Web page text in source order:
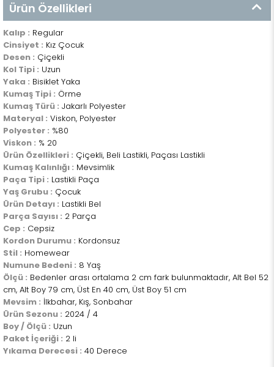
Ürün Özellikleri
Kalıp : Regular
Cinsiyet : Kız Çocuk
Desen : Çiçekli
Kol Tipi : Uzun
Yaka : Bisiklet Yaka
Kumaş Tipi : Örme
Kumaş Türü : Jakarlı Polyester
Materyal : Viskon, Polyester
Polyester : %80
Viskon : % 20
Ürün Özellikleri : Çiçekli, Beli Lastikli, Paçası Lastikli
Kumaş Kalınlığı : Mevsimlik
Paça Tipi : Lastikli Paça
Yaş Grubu : Çocuk
Ürün Detayı : Lastikli Bel
Parça Sayısı : 2 Parça
Cep : Cepsiz
Kordon Durumu : Kordonsuz
Stil : Homewear
Numune Bedeni : 8 Yaş
Ölçü : Bedenler arası ortalama 2 cm fark bulunmaktadır, Alt Bel 52
cm, Alt Boy 79 cm, Üst En 40 cm, Üst Boy 51 cm
Mevsim : İlkbahar, Kış, Sonbahar
Ürün Sezonu : 2024 / 4
Boy / Ölçü : Uzun
Paket İçeriği : 2 li
Yıkama Derecesi : 40 Derece